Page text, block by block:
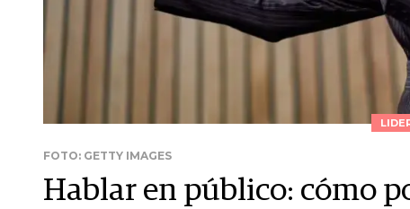
FOTO: GETTY IMAGES
Hablar en público: cómo